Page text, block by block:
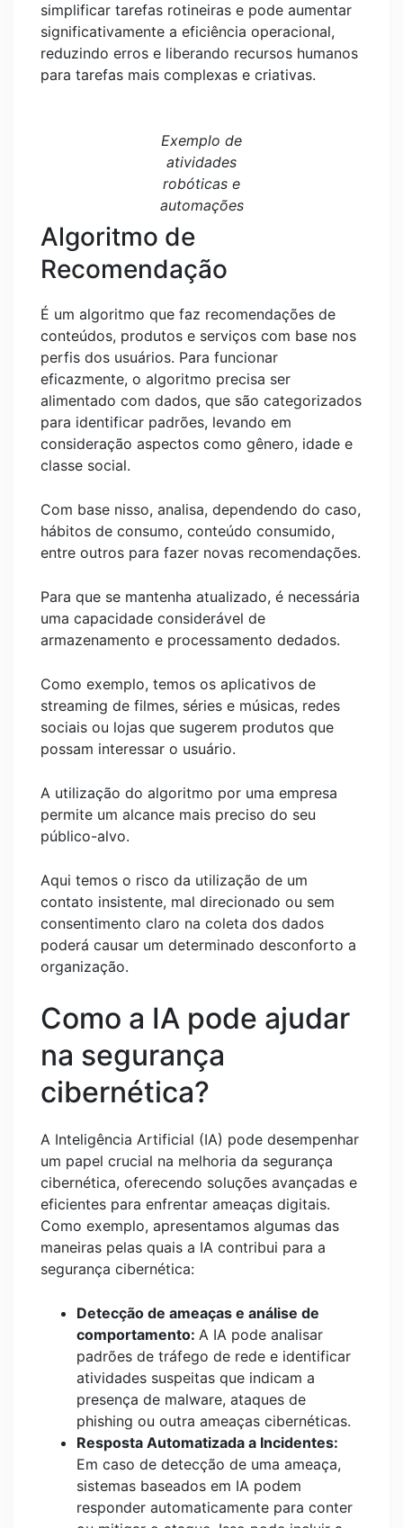
simplificar tarefas rotineiras e pode aumentar
significativamente a eficiência operacional,
reduzindo erros e liberando recursos humanos
para tarefas mais complexas e criativas.
Exemplo de
atividades
robóticas e
automações
Algoritmo de
Recomendação
É um algoritmo que faz recomendações de
conteúdos, produtos e serviços com base nos
perfis dos usuários. Para funcionar
eficazmente, o algoritmo precisa ser
alimentado com dados, que são categorizados
para identificar padrões, levando em
consideração aspectos como gênero, idade e
classe social.
Com base nisso, analisa, dependendo do caso,
hábitos de consumo, conteúdo consumido,
entre outros para fazer novas recomendações.
Para que se mantenha atualizado, é necessária
uma capacidade considerável de
armazenamento e processamento dedados.
Como exemplo, temos os aplicativos de
streaming de filmes, séries e músicas, redes
sociais ou lojas que sugerem produtos que
possam interessar o usuário.
A utilização do algoritmo por uma empresa
permite um alcance mais preciso do seu
público-alvo.
Aqui temos o risco da utilização de um
contato insistente, mal direcionado ou sem
consentimento claro na coleta dos dados
poderá causar um determinado desconforto a
organização.
Como a IA pode ajudar
na segurança
cibernética?
A Inteligência Artificial (IA) pode desempenhar
um papel crucial na melhoria da segurança
cibernética, oferecendo soluções avançadas e
eficientes para enfrentar ameaças digitais.
Como exemplo, apresentamos algumas das
maneiras pelas quais a IA contribui para a
segurança cibernética:
Detecção de ameaças e análise de
comportamento: A IA pode analisar
padrões de tráfego de rede e identificar
atividades suspeitas que indicam a
presença de malware, ataques de
phishing ou outra ameaças cibernéticas.
Resposta Automatizada a Incidentes:
Em caso de detecção de uma ameaça,
sistemas baseados em IA podem
responder automaticamente para conter